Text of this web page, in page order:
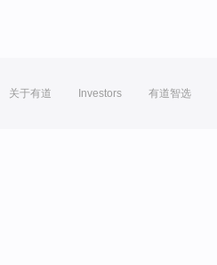
关于有道 Investors 有道智选